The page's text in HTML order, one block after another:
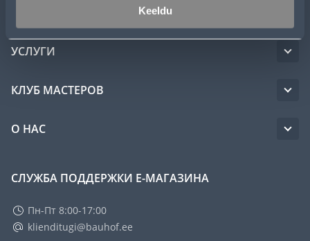
Keeldu
ОБСЛУЖИВАНИЕ ЧАСТНЫХ КЛИЕНТОВ
УСЛУГИ
КЛУБ МАСТЕРОВ
О НАС
СЛУЖБА ПОДДЕРЖКИ Е-МАГАЗИНА
Пн-Пт 8:00-17:00
klienditugi@bauhof.ee